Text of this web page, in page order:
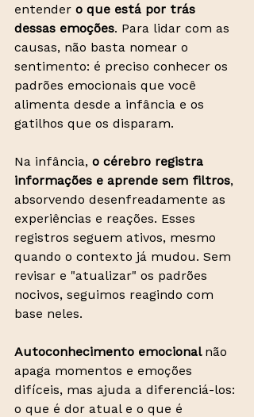
entender o que está por trás
dessas emoções. Para lidar com as
causas, não basta nomear o
sentimento: é preciso conhecer os
padrões emocionais que você
alimenta desde a infância e os
gatilhos que os disparam.
Na infância, o cérebro registra
informações e aprende sem filtros,
absorvendo desenfreadamente as
experiências e reações. Esses
registros seguem ativos, mesmo
quando o contexto já mudou. Sem
revisar e "atualizar" os padrões
nocivos, seguimos reagindo com
base neles.
Autoconhecimento emocional não
apaga momentos e emoções
difíceis, mas ajuda a diferenciá-los:
o que é dor atual e o que é